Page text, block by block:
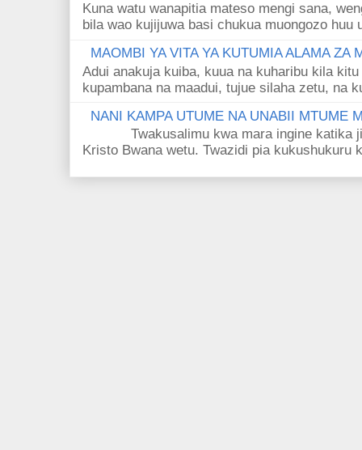
Kuna watu wanapitia mateso mengi sana,
bila wao kujijuwa basi chukua muongozo huu
MAOMBI YA VITA YA KUTUMIA ALAMA ZA
Adui anakuja kuiba, kuua na kuharibu kila
kupambana na maadui, tujue silaha zetu, na
NANI KAMPA UTUME NA UNABII MTUME
Twakusalimu kwa mara ingine katika
Kristo Bwana wetu. Twazidi pia kukushukuru